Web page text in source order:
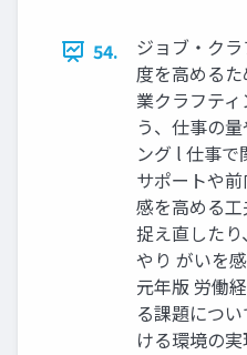
54.
ジョブ・ク
度を高める
業クラフテ
う、仕事の
ング l 仕事
サポートや
感を高める
捉え直した
やり がいを
元年版 労働
る課題につ
ける環境の